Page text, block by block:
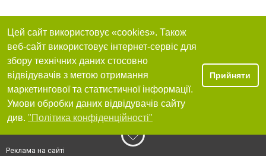
Цей сайт використовує «cookies». Також
веб-сайт використовує інтернет-сервіс для
збору технічних даних стосовно
відвідувачів з метою отримання
маркетингової та статистичної інформації.
Умови обробки даних відвідувачів сайту
див. "Політика конфіденційності"
Прийняти
Реклама на сайті